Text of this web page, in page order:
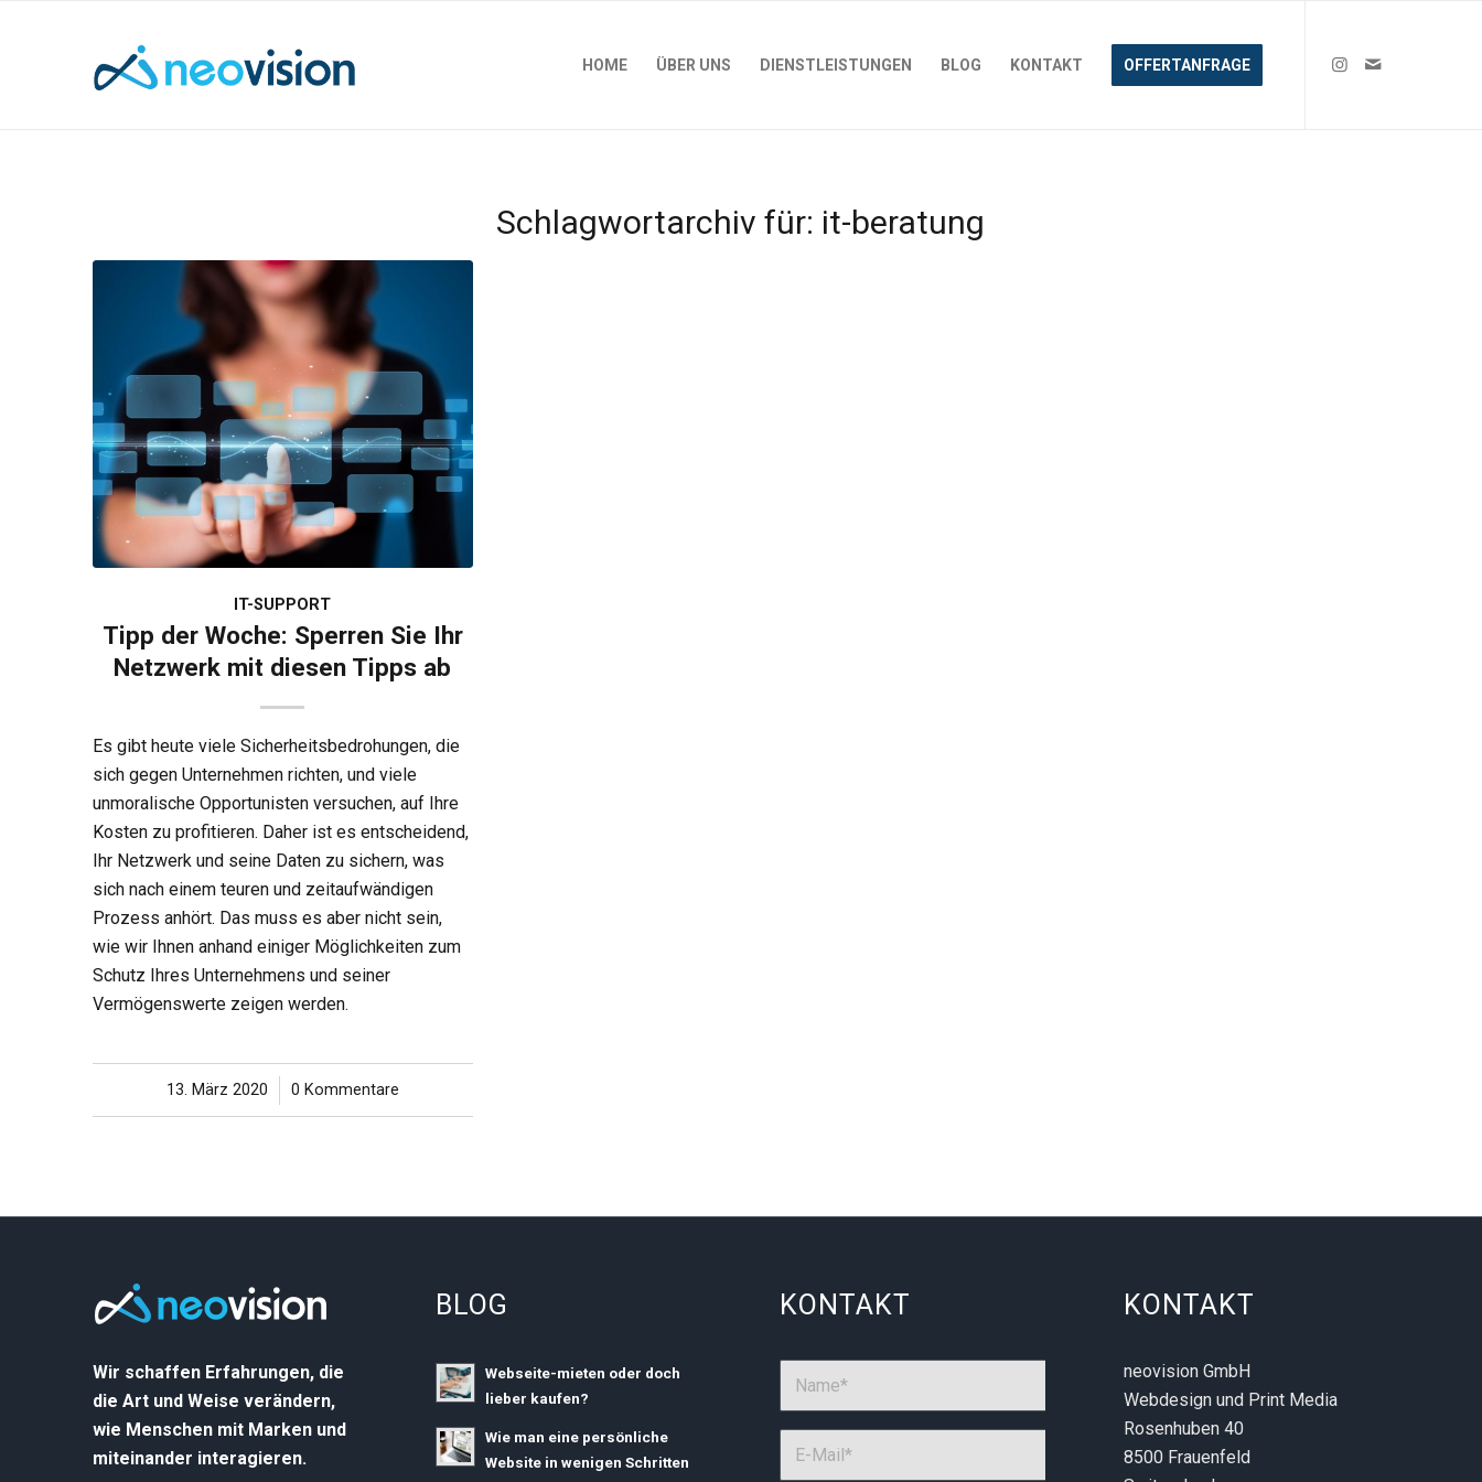
HOME ÜBER UNS DIENSTLEISTUNGEN BLOG KONTAKT OFFERTANFRAGE
Schlagwortarchiv für: it-beratung
IT-SUPPORT
Tipp der Woche: Sperren Sie Ihr
Netzwerk mit diesen Tipps ab
Es gibt heute viele Sicherheitsbedrohungen, die
sich gegen Unternehmen richten, und viele
unmoralische Opportunisten versuchen, auf Ihre
Kosten zu profitieren. Daher ist es entscheidend,
Ihr Netzwerk und seine Daten zu sichern, was
sich nach einem teuren und zeitaufwändigen
Prozess anhört. Das muss es aber nicht sein,
wie wir Ihnen anhand einiger Möglichkeiten zum
Schutz Ihres Unternehmens und seiner
Vermögenswerte zeigen werden.
13. März 2020
/ 0 Kommentare
Wir schaffen Erfahrungen, die
die Art und Weise verändern,
wie Menschen mit Marken und
miteinander interagieren.
BLOG
Webseite-mieten oder doch
lieber kaufen?
Wie man eine persönliche
Website in wenigen Schritten
KONTAKT KONTAKT
neovision GmbH
Webdesign und Print Media
Rosenhuben 40
8500 Frauenfeld